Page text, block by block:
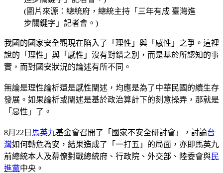
(圖片來源：總統府，總統主持「三年有成 臺灣進
步關鍵字」記者會。)
我國的國家安全觀現在陷入了「理性」與「感性」之爭。這裡
說的「理性」與「感性」沒有對錯之別，而是基於所認知的事
實，而對國安狀況的論述有所不同。
無論是理性論析還是感性闡述，均應是為了中華民國的續生存
發展。如果論析或闡述是基於政治算計下的刻意操弄，那就是
「惡性」了。
8月22日 馬英九基金會召開了「國家不安全研討會」，討論台
灣如何轉危為安，結果造成了「一打五」的局面，亦即馬英九
前總統本人及幕僚對戰總統府、行政院、外交部、陸委會與民
進黨中央。